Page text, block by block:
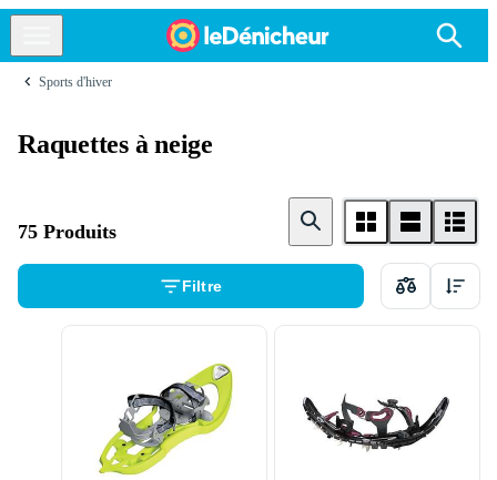
Sports d'hiver
Raquettes à neige
75 Produits
Filtre